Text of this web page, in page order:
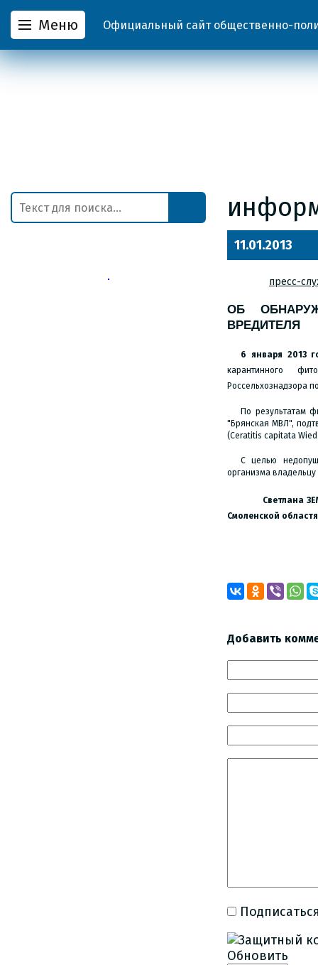
Меню Официальный сайт общественно-
11.01.2013
пресс-
ОБ
ВРЕДИТЕЛЯ
6 января 2013
карантинного
Россельхознадзора
По результатам
"Брянская МВЛ",
(Ceratitis capitata
С целью
организма
Светлана
Смоленской
Добавить
Обновить